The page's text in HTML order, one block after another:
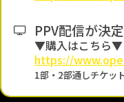
PPV配信が決
▼購入はこちら▼
https://
1部・2部通しチケッ